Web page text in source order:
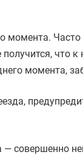
момента.
что
момента,
— совершенно